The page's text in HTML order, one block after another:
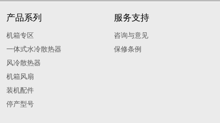
产品系列
机箱专区
一体式水冷散热器
风冷散热器
机箱风扇
装机配件
停产型号
服务支持
咨询与意见
保修条例